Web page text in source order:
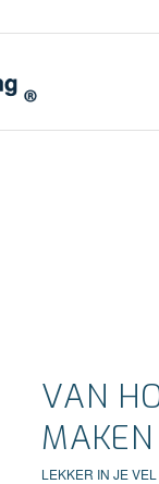
VAN
MAKEN
LEKKER IN JE VEL